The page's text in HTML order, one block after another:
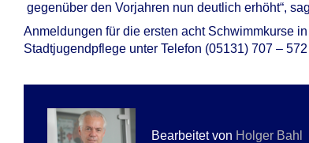
gegenüber den Vorjahren nun deutlich erhöht“,
Anmeldungen für die ersten acht Schwimmkurse
Stadtjugendpflege unter Telefon (05131) 707 –
Bearbeitet von Holger Bahl